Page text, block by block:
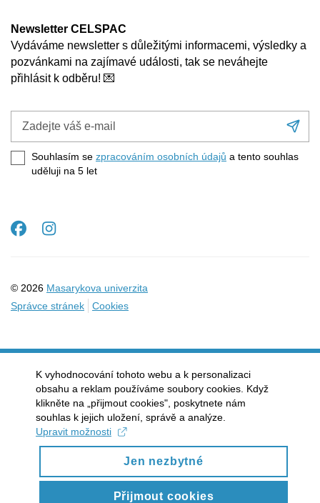
Newsletter CELSPAC
Vydáváme newsletter s důležitými informacemi, výsledky a
pozvánkami na zajímavé události, tak se neváhejte
přihlásit k odběru! 💌
e-
mail
Souhlasím se zpracováním osobních údajů a tento souhlas
uděluji na 5 let
© 2026 Masarykova univerzita
Správce stránek
Cookies
Facebook
Instagram
K vyhodnocování tohoto webu a k personalizaci
obsahu a reklam používáme soubory cookies. Když
klikněte na „přijmout cookies", poskytnete nám
souhlas k jejich uložení, správě a analýze.
Upravit možnosti
Jen nezbytné
Přijmout cookies